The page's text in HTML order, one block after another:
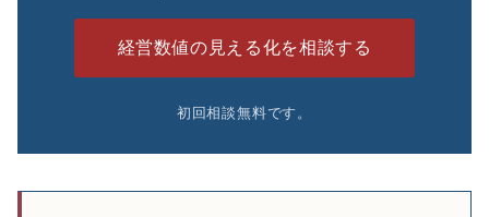
経営数値の見える化を相談する
初回相談無料です。